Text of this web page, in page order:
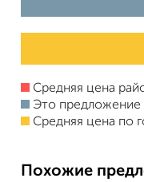
Средняя цена
Это предложение
Средняя цена по
Похожие